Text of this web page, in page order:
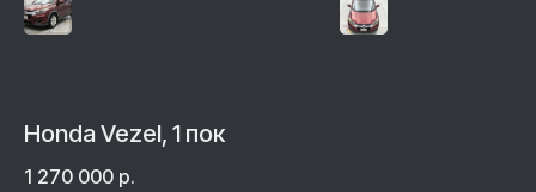
Honda Vezel, 1 пок
1 270 000 р.